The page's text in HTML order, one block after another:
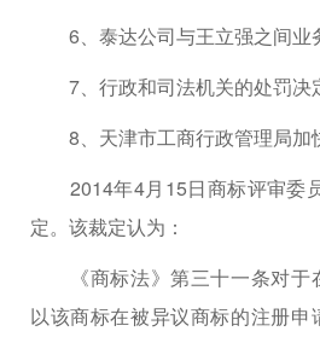
6、泰达公司与王立强之间业
7、行政和司法机关的处罚决
8、天津市工商行政管理局加
2014年4月15日商标评审委
定。该裁定认为：
《商标法》第三十一条对于
以该商标在被异议商标的注册